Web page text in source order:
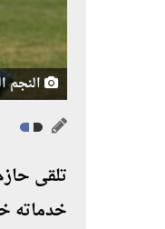
النجم
تلقى
خدماته